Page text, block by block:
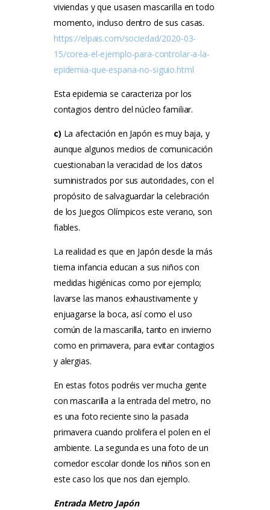
viviendas y que usasen mascarilla en todo
momento, incluso dentro de sus casas.
https://elpais.com/sociedad/2020-03-
15/corea-el-ejemplo-para-controlar-a-la-
epidemia-que-espana-no-siguio.html
Esta epidemia se caracteriza por los
contagios dentro del núcleo familiar.
c) La afectación en Japón es muy baja, y
aunque algunos medios de comunicación
cuestionaban la veracidad de los datos
suministrados por sus autoridades, con el
propósito de salvaguardar la celebración
de los Juegos Olímpicos este verano, son
fiables.
La realidad es que en Japón desde la más
tierna infancia educan a sus niños con
medidas higiénicas como por ejemplo;
lavarse las manos exhaustivamente y
enjuagarse la boca, así como el uso
común de la mascarilla, tanto en invierno
como en primavera, para evitar contagios
y alergias.
En estas fotos podréis ver mucha gente
con mascarilla a la entrada del metro, no
es una foto reciente sino la pasada
primavera cuando prolifera el polen en el
ambiente. La segunda es una foto de un
comedor escolar donde los niños son en
este caso los que nos dan ejemplo.
Entrada Metro Japón